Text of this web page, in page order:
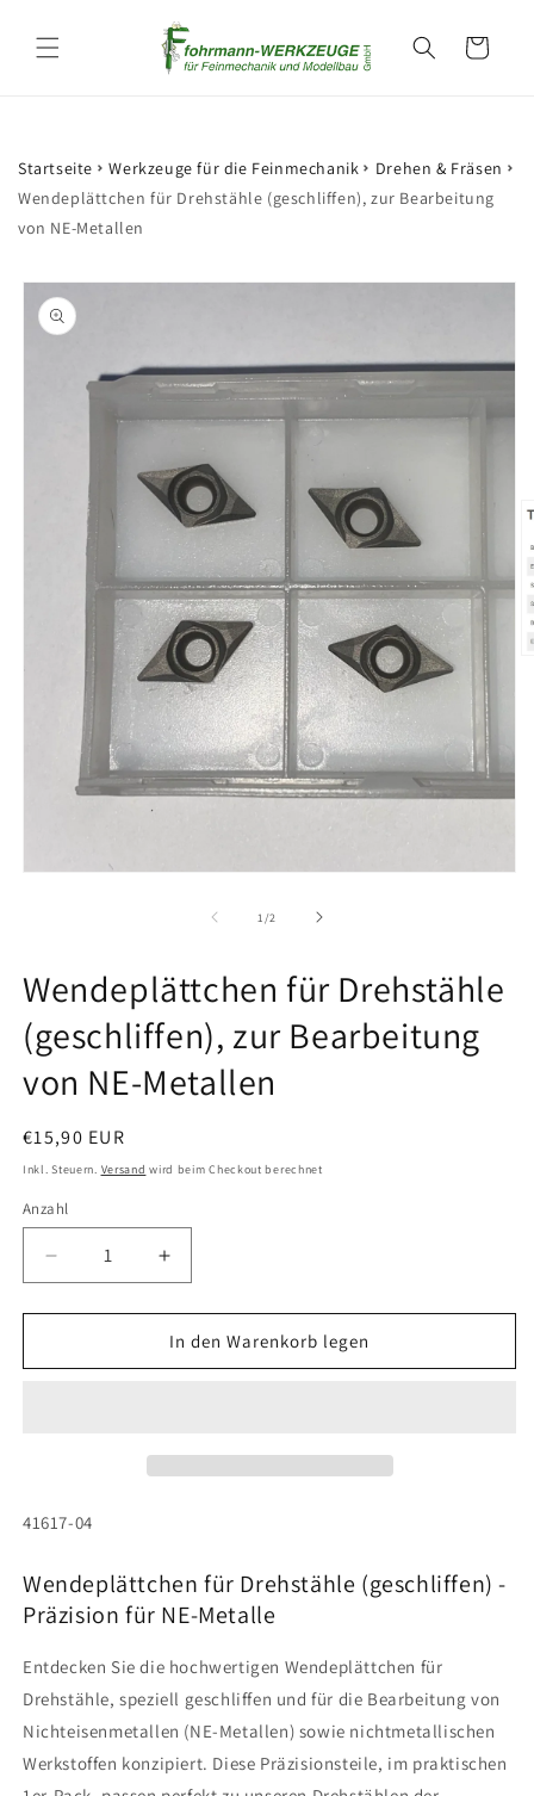
Inhalt
Warenkorb
Startseite Werkzeuge für die Feinmechanik
Drehen & Fräsen
Wendeplättchen für Drehstähle (geschliffen), zur Bearbeitung
von NE-Metallen
1 /von
2
Wendeplättchen für Drehstähle
(geschliffen), zur Bearbeitung
von NE-Metallen
Normaler
Preis
€15,90 EUR
Inkl. Steuern. Versand wird beim Checkout berechnet
Anzahl
Anzahl
Verringere
die
Menge
Wendeplättchen
von
Erhöhe
die
Menge
für
Wendeplättchen
In den Warenkorb legen
SKU:
41617-04
Wendeplättchen für Drehstähle (geschliffen) -
Präzision für NE-Metalle
Entdecken Sie die hochwertigen Wendeplättchen für
Drehstähle, speziell geschliffen und für die Bearbeitung von
Nichteisenmetallen (NE-Metallen) sowie nichtmetallischen
Werkstoffen konzipiert. Diese Präzisionsteile, im praktischen